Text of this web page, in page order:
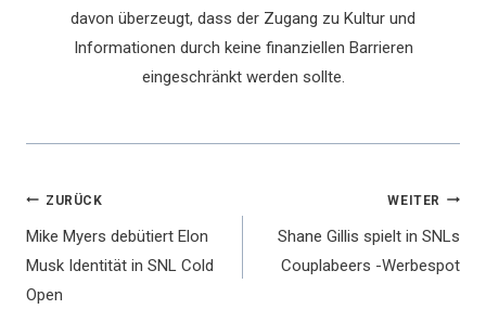
davon überzeugt, dass der Zugang zu Kultur und
Informationen durch keine finanziellen Barrieren
eingeschränkt werden sollte.
Beitragsnavigation
ZURÜCK
Mike Myers debütiert Elon
Musk Identität in SNL Cold
Open
WEITER
Shane Gillis spielt in SNLs
Couplabeers -Werbespot